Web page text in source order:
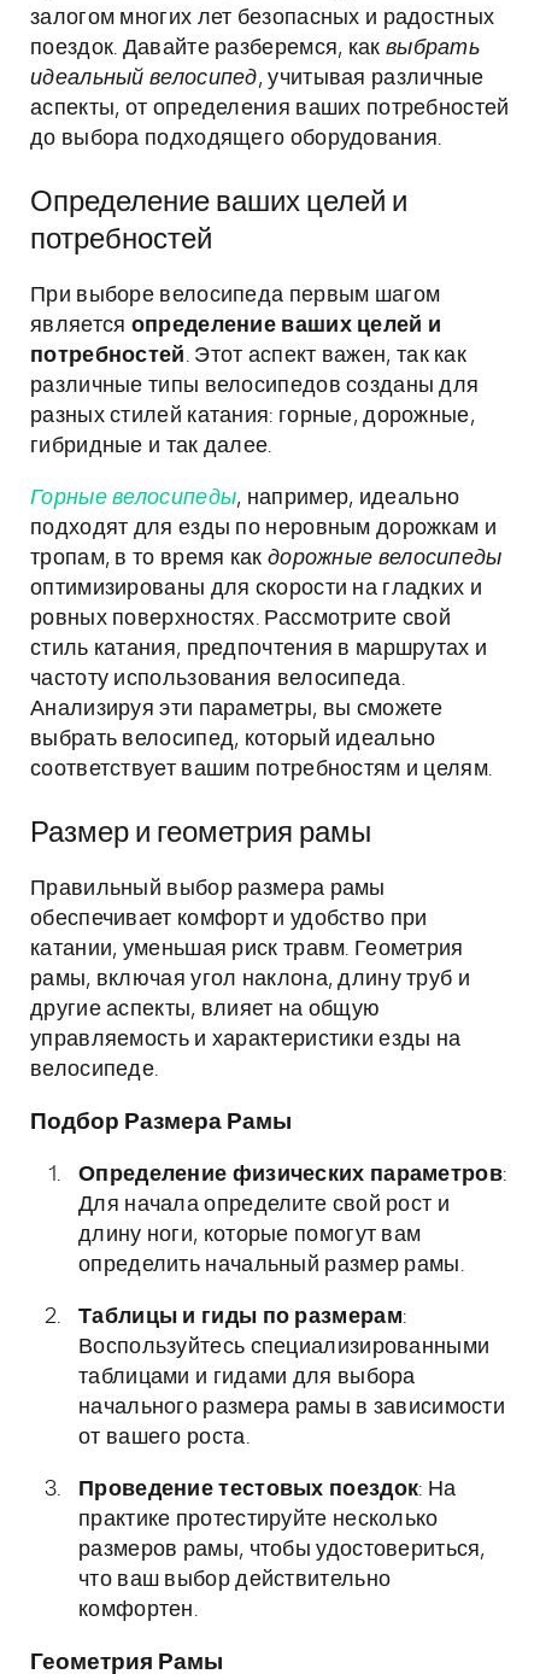
залогом многих лет безопасных и радостных
поездок. Давайте разберемся, как выбрать
идеальный велосипед, учитывая различные
аспекты, от определения ваших потребностей
до выбора подходящего оборудования.
Определение ваших целей и
потребностей
При выборе велосипеда первым шагом
является определение ваших целей и
потребностей. Этот аспект важен, так как
различные типы велосипедов созданы для
разных стилей катания: горные, дорожные,
гибридные и так далее.
Горные велосипеды, например, идеально
подходят для езды по неровным дорожкам и
тропам, в то время как дорожные велосипеды
оптимизированы для скорости на гладких и
ровных поверхностях. Рассмотрите свой
стиль катания, предпочтения в маршрутах и
частоту использования велосипеда.
Анализируя эти параметры, вы сможете
выбрать велосипед, который идеально
соответствует вашим потребностям и целям.
Размер и геометрия рамы
Правильный выбор размера рамы
обеспечивает комфорт и удобство при
катании, уменьшая риск травм. Геометрия
рамы, включая угол наклона, длину труб и
другие аспекты, влияет на общую
управляемость и характеристики езды на
велосипеде.
Подбор Размера Рамы
Определение физических параметров:
Для начала определите свой рост и
длину ноги, которые помогут вам
определить начальный размер рамы.
Таблицы и гиды по размерам:
Воспользуйтесь специализированными
таблицами и гидами для выбора
начального размера рамы в зависимости
от вашего роста.
Проведение тестовых поездок: На
практике протестируйте несколько
размеров рамы, чтобы удостовериться,
что ваш выбор действительно
комфортен.
Геометрия Рамы